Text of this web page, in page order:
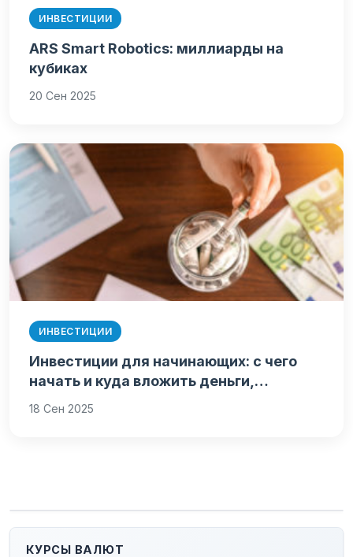
ИНВЕСТИЦИИ
ARS Smart Robotics: миллиарды на
кубиках
20 Сен 2025
ИНВЕСТИЦИИ
Инвестиции для начинающих: с чего
начать и куда вложить деньги,…
18 Сен 2025
КУРСЫ ВАЛЮТ